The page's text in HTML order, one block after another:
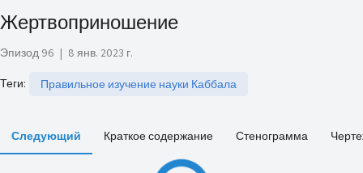
Жертвоприношение
Эпизод 96 | 8 янв. 2023 г.
Теги: Правильное изучение науки Каббала
Следующий Краткое содержание Стенограмма